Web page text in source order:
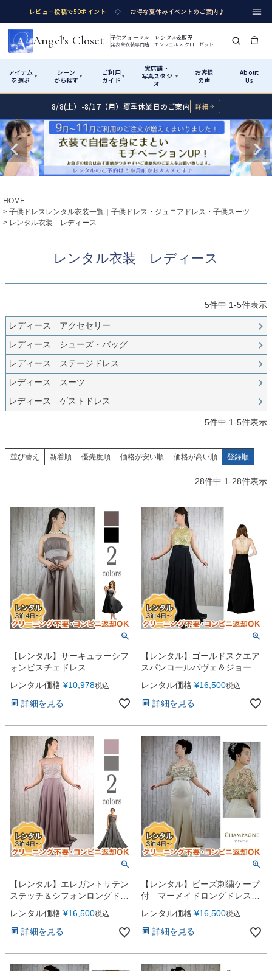
レビュー投稿で50ポイント ◇ お得な夏休みイベントのご案内♪
Angel's Closet 子供フォーマル レンタル&販売
発表会衣装専門店 エンジェルス クローゼット
アイテム
を選ぶ
▾
シーン
から探す ▾
ご利用
ガイド ▾
実店舗・
写真スタジ
オ
▾
お客様
の声
About
Us
Shop by Category アイテムから探す
カテゴリ詳細→ サイズで選ぶ→
Rentalレンタル
七五三着物 シューズ
小物・アクセ
アウター
Sale販売
アクセサリー
ジュエリー 音楽雑貨
Shop by Occasion シーンから探す
性別・サイズで絞り込む→
舞台で輝くステージ衣装
スト
卒業式・入学式 七五三
3歳・5歳・7歳の晴れの日
How It Works ご利用ガイド
Startはじめに
01
02 サイズの選び方
Angel's Closetについて
04 レンタルのご案内
予約・配送・返却・料金
05 レンタルの流れ
4ステップで簡単
06 あんしんパック
Buy & Supportご購入・サポート
08 送料・お支払い
送料・決済方法
09 お問い合わせ
電話・メール・LINE
Visit Us 実店舗・写真スタジオ
Atelier
実店舗 つくば店
Tsukuba Boutique
〒 茨城県土浦市大町14-16-1F
10:00–18:00（完全予約制）
定休 月曜日
写真スタジオ APS
Angel's Photo Studio
対応 七五三・発表会・記念撮影
特典 ヘアメイク・着付け
スタジオを予約 →
8/8(土）-8/17（月）夏季休業日のご案内 詳細
HOME
子供ドレスレンタル衣装一覧｜子供ドレス・ジュニアドレス・子供スーツ
レンタル衣装 レディース
レンタル衣装 レディース
5件中 1-5件表示
レディース アクセセリー
レディース シューズ・バッグ
レディース ステージドレス
レディース スーツ
レディース ゲストドレス
5件中 1-5件表示
並び替え 新着順 優先度順 価格が安い順 価格が高い順 登録順
28件中 1-28件表示
【レンタル】サーキュラーシフ
ォンビスチェドレス
（AMC311）
レンタル価格 ¥10,978税込
詳細を見る
【レンタル】ゴールドスクエア
スパンコールパヴェ＆ジョーゼ
ットロングドレス（AMC801）
レンタル価格 ¥16,500税込
詳細を見る
【レンタル】エレガントサテン
ステッチ＆シフォンロングドレ
ス（AMC901）
レンタル価格 ¥16,500税込
詳細を見る
【レンタル】ビーズ刺繍ケープ
付 マーメイドロングドレス
（AMC753）
レンタル価格 ¥16,500税込
詳細を見る